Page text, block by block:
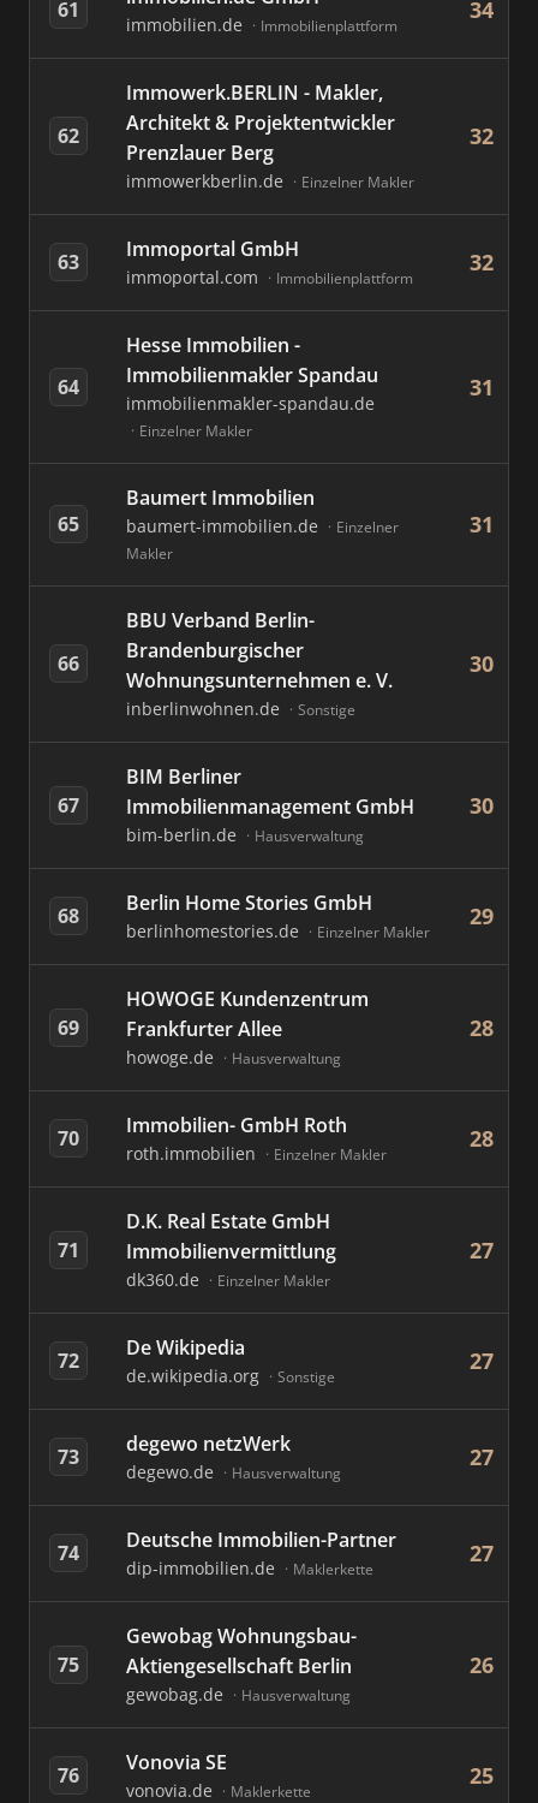
61
immobilien.de Immobilienplattform
34
62
Immowerk.BERLIN - Makler,
Architekt & Projektentwickler
Prenzlauer Berg
immowerkberlin.de Einzelner Makler
32
63 Immoportal GmbH
immoportal.com Immobilienplattform
32
64
Hesse Immobilien -
Immobilienmakler Spandau
immobilienmakler-spandau.de
Einzelner Makler
31
65
Baumert Immobilien
baumert-immobilien.de
Einzelner
Makler
31
66
BBU Verband Berlin-
Brandenburgischer
Wohnungsunternehmen e. V.
inberlinwohnen.de Sonstige
30
67
BIM Berliner
Immobilienmanagement GmbH
bim-berlin.de Hausverwaltung
30
68 Berlin Home Stories GmbH
berlinhomestories.de Einzelner Makler
29
69
HOWOGE Kundenzentrum
Frankfurter Allee
howoge.de Hausverwaltung
28
70 Immobilien- GmbH Roth
roth.immobilien Einzelner Makler
28
71
D.K. Real Estate GmbH
Immobilienvermittlung
dk360.de Einzelner Makler
27
72 De Wikipedia
de.wikipedia.org Sonstige
27
73 degewo netzWerk
degewo.de Hausverwaltung
27
74 Deutsche Immobilien-Partner
dip-immobilien.de Maklerkette
27
75
Gewobag Wohnungsbau-
Aktiengesellschaft Berlin
gewobag.de Hausverwaltung
26
76 Vonovia SE
vonovia.de Maklerkette
25